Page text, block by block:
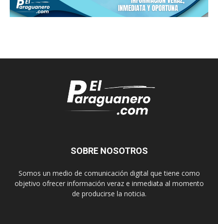
SOBRE NOSOTROS
Somos un medio de comunicación digital que tiene como
objetivo ofrecer información veraz e inmediata al momento
de producirse la noticia.